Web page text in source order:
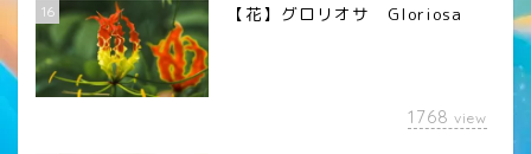
16 【花】グロリオサ Gloriosa
1768 view